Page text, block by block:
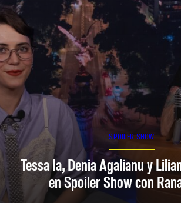
SPOILER SHOW
Tessa Ia, Denia Agalianu y
en Spoiler Show con